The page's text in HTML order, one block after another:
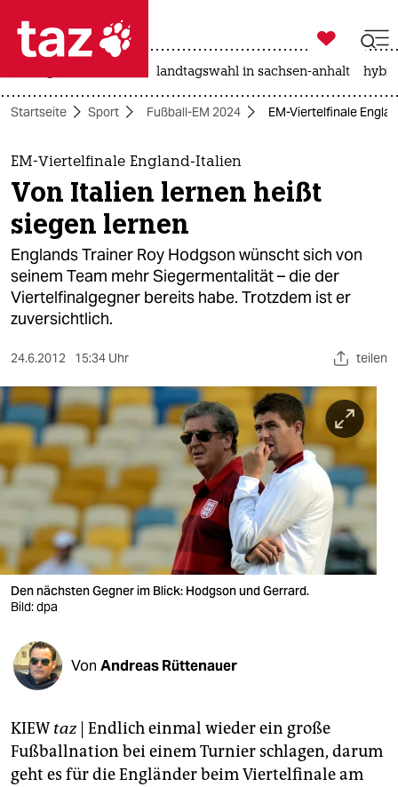
 taz zahl ich
taz zahl ich
themen
politik
öko
gesellschaft
kultur
sport
berlin
nord
wahrheit
verlag
verlag
veranstaltungen
fragen & hilfe
unterstützen
abo
genossenschaft

taz zahl ich
landtagswahl in sachsen-anhalt
Startseite Sport Fußball-EM 2024 EM-Viertelfinale
EM-Viertelfinale England-Italien
Von Italien lernen heißt
siegen lernen
Englands Trainer Roy Hodgson wünscht sich von
seinem Team mehr Siegermentalität – die der
Viertelfinalgegner bereits habe. Trotzdem ist er
zuversichtlich.
24.6.2012 15:34 Uhr teilen
Den nächsten Gegner im Blick: Hodgson und Gerrard.
Bild: dpa
Von Andreas Rüttenauer
KIEW taz| Endlich einmal wieder ein große
Fußballnation bei einem Turnier schlagen, darum
geht es für die Engländer beim Viertelfinale am